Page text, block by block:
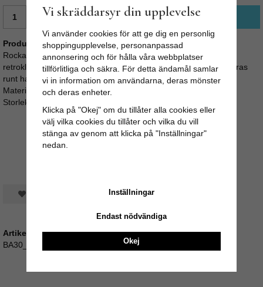
LÄGG I VARUKORG
Produktbeskrivning:
Rockabilly Hårband, av Chiffong är ett läckert hårband till din
retroklänning! Perfekt för att täcka upp en dålig hårdag, kan bäras
runt halsen eller runt håret.
Material: 100% polyester
Storlek: 50,8 x 60 cm
Spara som favorit
Artikelnummer:
BA30_AC2234
Vi skräddarsyr din upplevelse
Vi använder cookies för att ge dig en personlig
shoppingupplevelse, personanpassad
annonsering och för hålla våra webbplatser
tillförlitliga och säkra. För detta ändamål samlar
vi in information om användarna, deras mönster
och deras enheter.
Klicka på "Okej" om du tillåter alla cookies eller
välj vilka cookies du tillåter och vilka du vill
stänga av genom att klicka på "Inställningar"
nedan.
Inställningar
Endast nödvändiga
Okej